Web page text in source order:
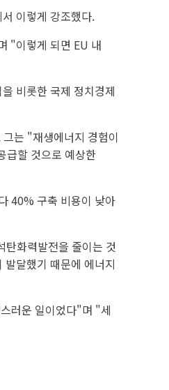
이렇게 강조했다.
"이렇게 되면 EU 내
비롯한 국제 정치경제
는 "재생에너지 경험이
급할 것으로 예상한
40% 구축 비용이 낮아
화력발전을 줄이는 것
달했기 때문에 에너지
러운 일이었다"며 "세